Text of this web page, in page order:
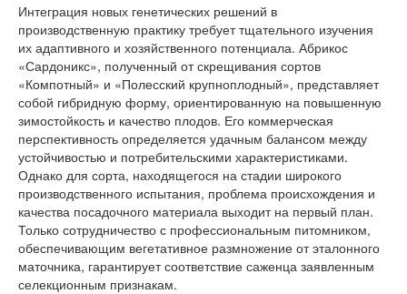
Интеграция новых генетических решений в
производственную практику требует тщательного изучения
их адаптивного и хозяйственного потенциала. Абрикос
«Сардоникс», полученный от скрещивания сортов
«Компотный» и «Полесский крупноплодный», представляет
собой гибридную форму, ориентированную на повышенную
зимостойкость и качество плодов. Его коммерческая
перспективность определяется удачным балансом между
устойчивостью и потребительскими характеристиками.
Однако для сорта, находящегося на стадии широкого
производственного испытания, проблема происхождения и
качества посадочного материала выходит на первый план.
Только сотрудничество с профессиональным питомником,
обеспечивающим вегетативное размножение от эталонного
маточника, гарантирует соответствие саженца заявленным
селекционным признакам.